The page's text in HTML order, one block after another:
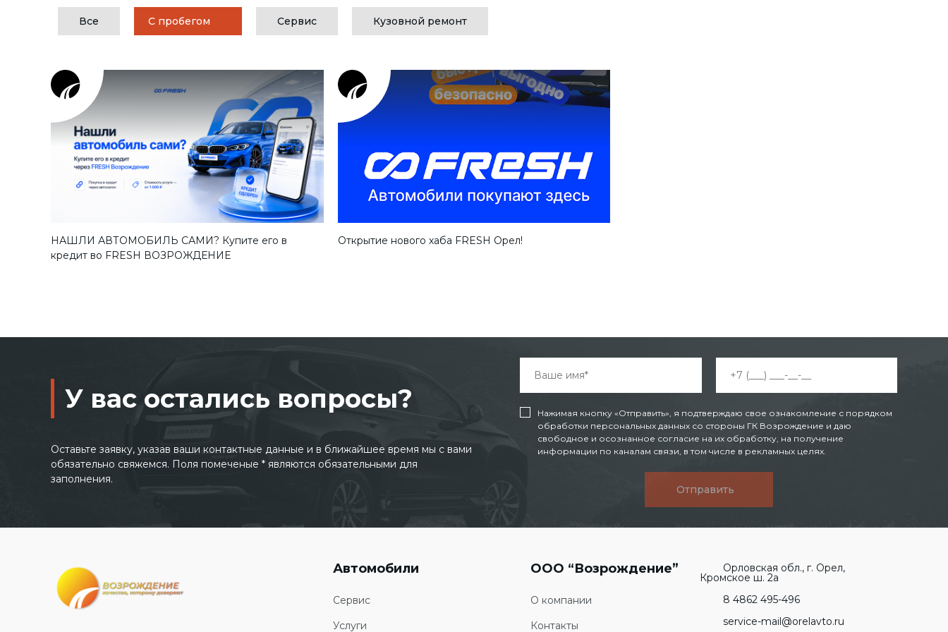
Все С пробегом Сервис Кузовной ремонт
НАШЛИ АВТОМОБИЛЬ САМИ? Купите его в
кредит во FRESH ВОЗРОЖДЕНИЕ
Открытие нового хаба FRESH Орел!
У вас остались вопросы?
Оставьте заявку, указав ваши контактные данные и в ближайшее время мы с вами
обязательно свяжемся. Поля помеченые * являются обязательными для
заполнения.
Нажимая кнопку «Отправить», я подтверждаю свое ознакомление с порядком
обработки персональных данных со стороны ГК Возрождение и даю
свободное и осознанное согласие на их обработку, на получение
информации по каналам связи, в том числе в рекламных целях.
Отправить
Автомобили
Сервис
Услуги
ООО “Возрождение”
О компании
Контакты
Орловская обл., г. Орел,
Кромское ш. 2а
8 4862 495-496
service-mail@orelavto.ru